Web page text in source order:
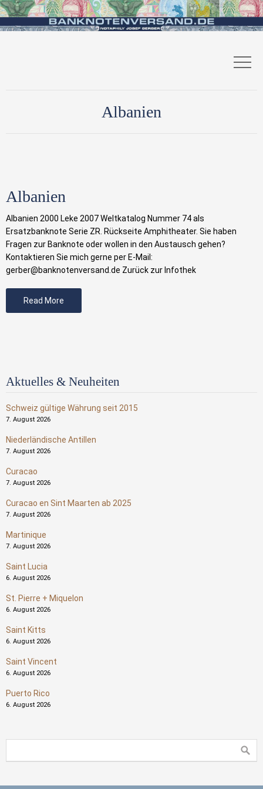
Albanien
Albanien
Albanien 2000 Leke 2007 Weltkatalog Nummer 74 als
Ersatzbanknote Serie ZR. Rückseite Amphitheater. Sie haben
Fragen zur Banknote oder wollen in den Austausch gehen?
Kontaktieren Sie mich gerne per E-Mail:
gerber@banknotenversand.de Zurück zur Infothek
Read More
Aktuelles & Neuheiten
Schweiz gültige Währung seit 2015
7. August 2026
Niederländische Antillen
7. August 2026
Curacao
7. August 2026
Curacao en Sint Maarten ab 2025
7. August 2026
Martinique
7. August 2026
Saint Lucia
6. August 2026
St. Pierre + Miquelon
6. August 2026
Saint Kitts
6. August 2026
Saint Vincent
6. August 2026
Puerto Rico
6. August 2026